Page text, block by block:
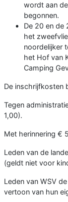
wordt aan
begonnen.
De 20 en de
het
noordelijker
het Hof van
Camping
De inschrijfkosten
Tegen
1,00).
Met herinnering €
Leden van de
(geldt niet voor
Leden van WSV
vertoon van hun